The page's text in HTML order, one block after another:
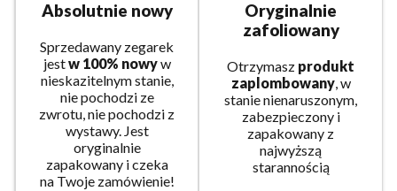
Absolutnie nowy
Sprzedawany zegarek
jestw 100% nowyw
nieskazitelnym stanie,
nie pochodzi ze
zwrotu, nie pochodzi z
wystawy. Jest
oryginalnie
zapakowany i czeka
na Twoje zamówienie!
Oryginalnie
zafoliowany
Otrzymasz produkt
zaplombowany, w
stanie nienaruszonym,
zabezpieczony i
zapakowany z
najwyższą
starannością